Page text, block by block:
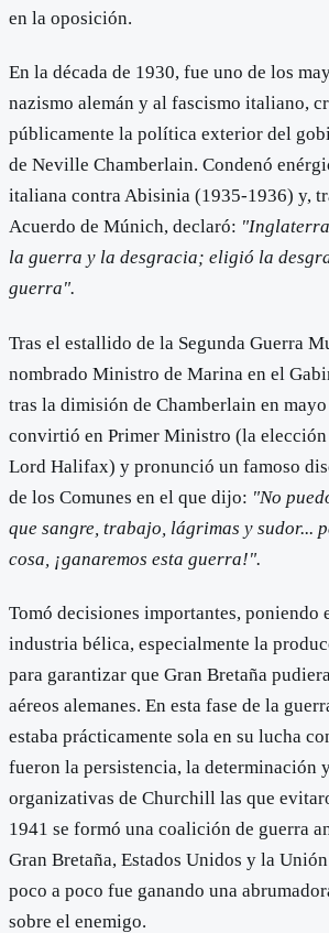
en la oposición.
En la década de 1930, fue uno de los
nazismo alemán y al fascismo italiano,
públicamente la política exterior del
de Neville Chamberlain. Condenó
italiana contra Abisinia (1935-1936) y,
Acuerdo de Múnich, declaró:
la guerra y la desgracia; eligió la
guerra".
Tras el estallido de la Segunda Guerra
nombrado Ministro de Marina en el
tras la dimisión de Chamberlain en mayo
convirtió en Primer Ministro (la elección
Lord Halifax) y pronunció un famoso
de los Comunes en el que dijo: "No
que sangre, trabajo, lágrimas y sudor...
cosa, ¡ganaremos esta guerra!".
Tomó decisiones importantes, poniendo
industria bélica, especialmente la
para garantizar que Gran Bretaña
aéreos alemanes. En esta fase de la
estaba prácticamente sola en su lucha
fueron la persistencia, la determinación
organizativas de Churchill las que
1941 se formó una coalición de guerra
Gran Bretaña, Estados Unidos y la
poco a poco fue ganando una
sobre el enemigo.